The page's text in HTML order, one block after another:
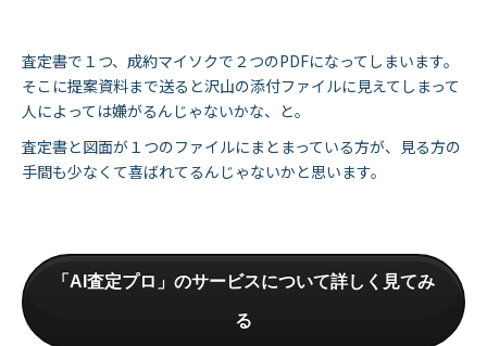
査定書で１つ、成約マイソクで２つのPDFになってしまいます。
そこに提案資料まで送ると沢山の添付ファイルに見えてしまって
人によっては嫌がるんじゃないかな、と。
査定書と図面が１つのファイルにまとまっている方が、見る方の
手間も少なくて喜ばれてるんじゃないかと思います。
「AI査定プロ」のサービスについて詳しく見てみ
る